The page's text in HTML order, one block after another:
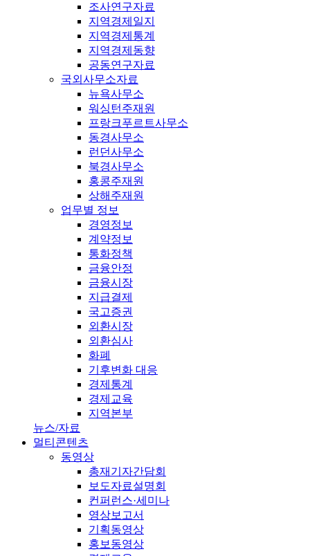
조사연구자료
지역경제일지
지역경제통계
지역경제동향
공동연구자료
국외사무소자료
뉴욕사무소
워싱턴주재원
프랑크푸르트사무소
동경사무소
런던사무소
북경사무소
홍콩주재원
상해주재원
업무별 정보
경영정보
계약정보
통화정책
금융안정
금융시장
지급결제
국고증권
외환시장
외환심사
화폐
기후변화 대응
경제통계
경제교육
지역본부
뉴스/자료
멀티콘텐츠
동영상
총재기자간담회
보도자료설명회
컨퍼런스·세미나
영상보고서
기획동영상
홍보동영상